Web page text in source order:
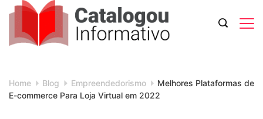
Skip
content
Home Blog Empreendedorismo
Melhores Plataformas de
E-commerce Para Loja Virtual em 2022